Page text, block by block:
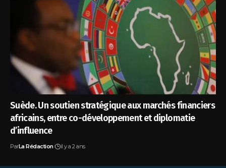
Suède. Un soutien stratégique aux marchés financiers
africains, entre co-développement et diplomatie
d’influence
ParLa Rédaction il y a 2 ans